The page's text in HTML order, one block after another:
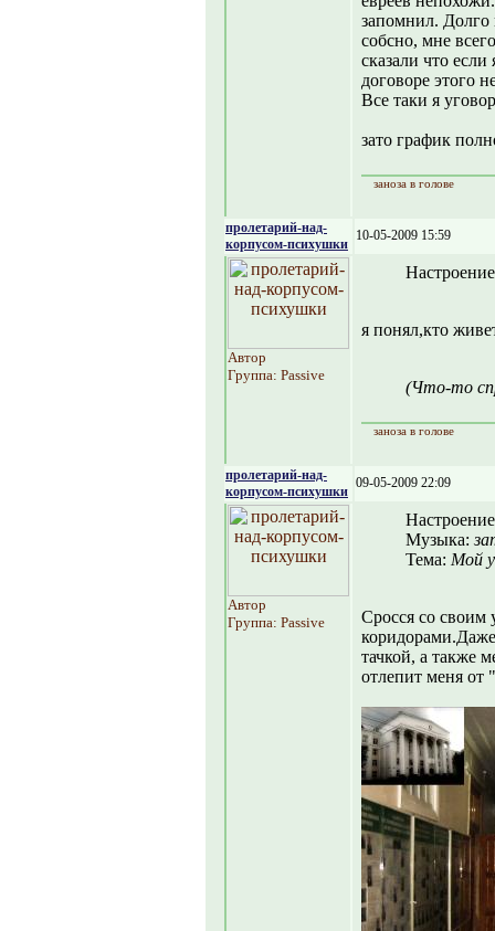
запомнил. Долго
собсно, мне
сказали что
договоре этого
Все таки я
зато график
заноза в голове
пролетарий-над-
корпусом-психушки
10-05-2009 15:59
Автор
Группа: Passive
я понял,кто
(Что-то
заноза в голове
пролетарий-над-
корпусом-психушки
09-05-2009 22:09
Автор
Группа: Passive
Музыка:
Тема: Мой
Сросся со своим
коридорами.Даже
тачкой, а также
отлепит меня от